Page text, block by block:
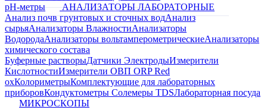
pH-метры
АНАЛИЗАТОРЫ ЛАБОРАТОРНЫЕ
Анализ почв грунтовых и сточных водАнализ
сырьяАнализаторы ВлажностиАнализаторы
ВодородаАнализаторы вольтамперометрическиеАнализаторы
химического состава
Буферные растворыДатчики ЭлектродыИзмерители
КислотностиИзмерители ОВП ORP Red
oxКолориметрыКомплектующие для лабораторных
приборовКондуктометры Солемеры TDSЛабораторная посуда
МИКРОСКОПЫ